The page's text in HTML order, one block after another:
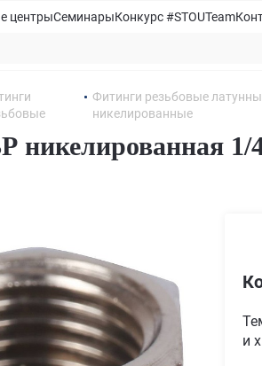
центрыСеминарыКонкурс #STOUTeam
Фитинги резьбовые
никелированные
никелированная 1/
и